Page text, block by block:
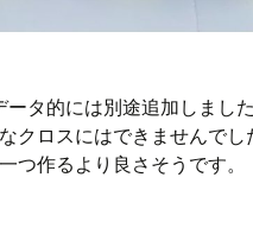
タ的には別途追加しまし
クロスにはできませんで
つ作るより良さそうです。